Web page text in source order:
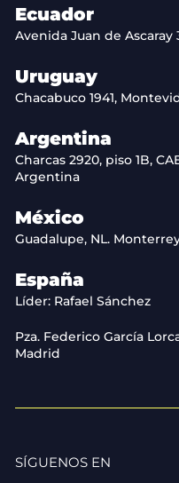
Ecuador
Avenida Juan de Ascaray
Uruguay
Chacabuco 1941,
Argentina
Charcas 2920, piso 1B,
Argentina
México
Guadalupe, NL.
España
Líder: Rafael Sánchez
Pza. Federico García
Madrid
SÍGUENOS EN